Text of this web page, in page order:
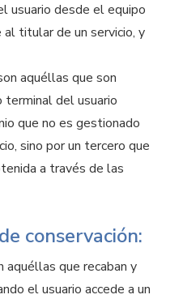
usuario desde el equipo
titular de un servicio, y
aquéllas que son
del usuario
que no es gestionado
sino por un tercero que
a través de las
conservación:
aquéllas que recaban y
el usuario accede a un